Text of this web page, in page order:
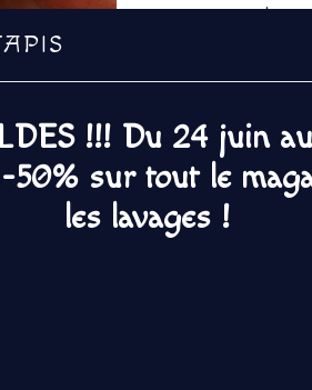
!!! Du 24 juin
50% sur tout le
les lavages !
votre
tout
notre
et